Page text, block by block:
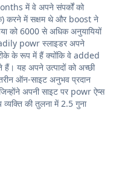
में वे अपने संपर्कों को
करने में सक्षम थे और boost ने
को 6000 से अधिक अनुयायियों
powr स्लाइडर अपने
के रूप में हैं क्योंकि वे added
हैं। यह अपने उत्पादों को अच्छी
ऑन-साइट अनुभव प्रदान
अपनी साइट पर powr ऐप्स
की तुलना में 2.5 गुना